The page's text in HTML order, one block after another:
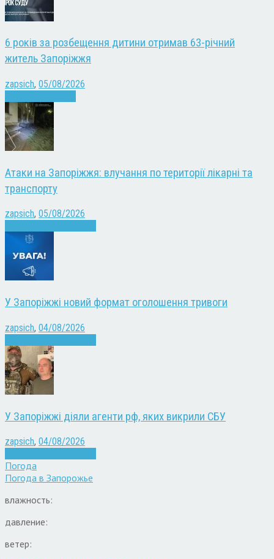
6 років за розбещення дитини отримав 63-річний
житель Запоріжжя
zapsich, 05/08/2026
Атаки на Запоріжжя: влучання по території лікарні та
транспорту
zapsich, 05/08/2026
У Запоріжжі новий формат оголошення тривоги
zapsich, 04/08/2026
У Запоріжжі діяли агенти рф, яких викрили СБУ
zapsich, 04/08/2026
Погода
Погода в Запорожье
влажность:
давление:
ветер: